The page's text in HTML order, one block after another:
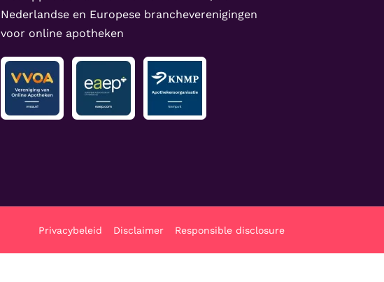
Nederlandse en Europese brancheverenigingen
voor online apotheken
Privacybeleid Disclaimer Responsible disclosure